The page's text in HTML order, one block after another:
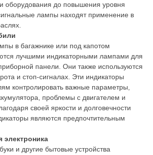
оборудования до повышения уровня
лампы находят применение в
в багажнике или под капотом
лучшими индикаторными лампами для
панели. Они также используются
и стоп-сигналах. Эти индикаторы
контролировать важные параметры,
проблемы с двигателем и
своей яркости и долговечности
являются предпочтительным
электроника
и другие бытовые устройства